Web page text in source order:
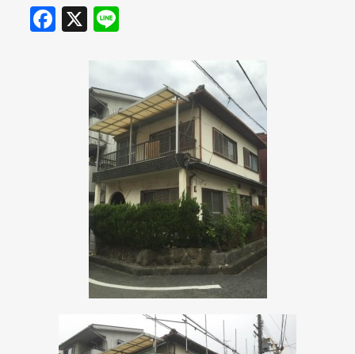
F
a
X Li
e